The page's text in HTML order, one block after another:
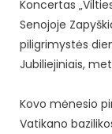
Koncertas
Senojoje
piligrimystės
Jubiliejiniais,
Kovo mėnesio
Vatikano